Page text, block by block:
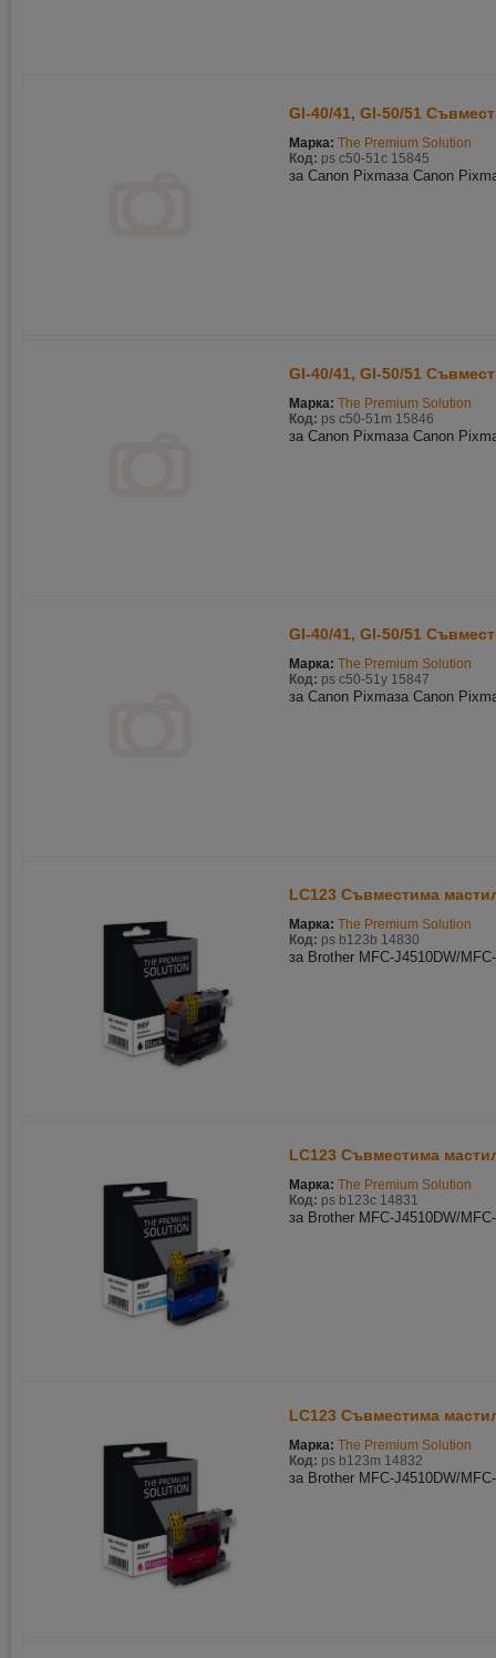
GI-40/41, GI-50/51
Марка: The Premium Solution
Код: ps c50-51c 15845
за Canon Pixmaза Canon
GI-40/41, GI-50/51
Марка: The Premium Solution
Код: ps c50-51m 15846
за Canon Pixmaза Canon
GI-40/41, GI-50/51
Марка: The Premium Solution
Код: ps c50-51y 15847
за Canon Pixmaза Canon
LC123 Съвместима
Марка: The Premium Solution
Код: ps b123b 14830
за Brother MFC-J4510DW/
LC123 Съвместима
Марка: The Premium Solution
Код: ps b123c 14831
за Brother MFC-J4510DW/
LC123 Съвместима
Марка: The Premium Solution
Код: ps b123m 14832
за Brother MFC-J4510DW/